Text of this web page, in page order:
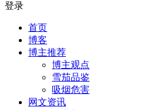
登录
首页
博客
博主推荐
博主观点
雪茄品鉴
吸烟危害
网文资讯